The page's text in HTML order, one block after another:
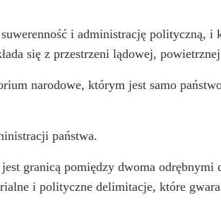
i administrację polityczną, i
się z przestrzeni lądowej,
narodowe, którym jest samo
państwa.
granicą pomiędzy dwoma odrębnymi
i polityczne delimitacje, które